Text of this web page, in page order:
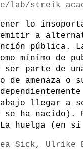
lab/
lo
a
pública. La
mínimo de
ser parte de
de amenaza
llegar a
se ha nacido).
La huelga (en
Sick, Ulrike